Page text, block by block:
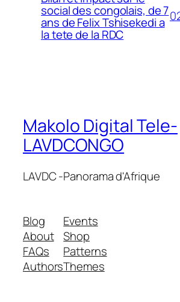
social des congolais, de 7
ans de Felix Tshisekedi a
la tete de la RDC
Makolo Digital Tele-
LAVDCONGO
LAVDC -Panorama d'Afrique
Blog
About
FAQs
Authors
Events
Shop
Patterns
Themes